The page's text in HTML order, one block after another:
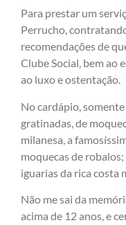
Para prestar um
Perrucho,
recomendações de
Clube Social, bem ao
ao luxo e ostentação.
No cardápio,
gratinadas, de
milanesa, a
moquecas de
iguarias da rica costa
Não me sai da
acima de 12 anos, e